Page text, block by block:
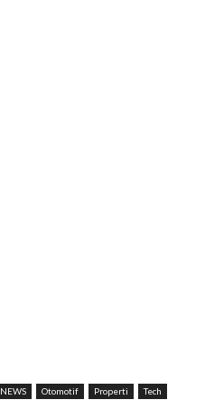
NEWS Otomotif Properti Tech